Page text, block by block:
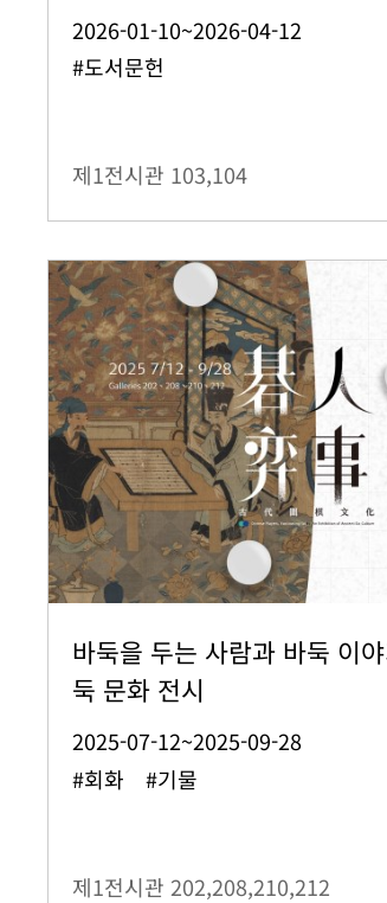
2026-01-10~2026-04-12
#도서문헌
제1전시관 103,104
바둑을 두는 사람과 바둑 이
둑 문화 전시
2025-07-12~2025-09-28
#회화 #기물
제1전시관 202,208,210,212